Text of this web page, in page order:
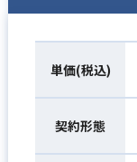
単価(税込)
契約形態